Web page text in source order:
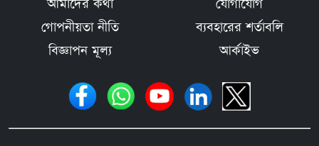
আমাদের কথা
যোগাযোগ
গোপনীয়তা নীতি
ব্যবহারের শর্তাবলি
বিজ্ঞাপন মূল্য
আর্কাইভ